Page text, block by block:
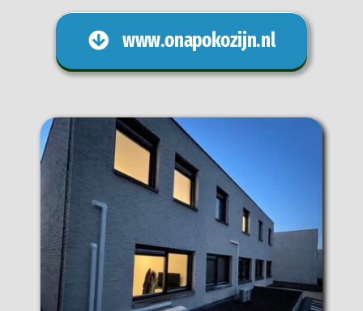
www.onapokozijn.nl